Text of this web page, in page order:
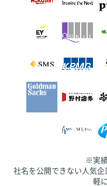
※実
社名を公開できない人気
軽に